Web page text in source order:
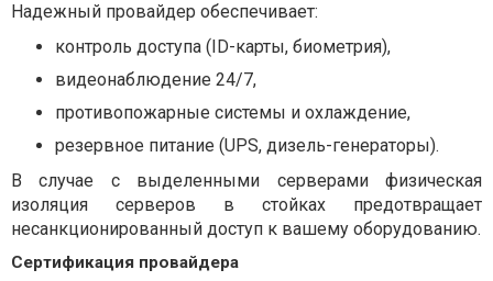
Надежный провайдер обеспечивает:
контроль доступа (ID-карты, биометрия),
видеонаблюдение 24/7,
противопожарные системы и охлаждение,
резервное питание (UPS, дизель-генераторы).
В случае с выделенными серверами физическая
изоляция серверов в стойках предотвращает
несанкционированный доступ к вашему оборудованию.
Сертификация провайдера